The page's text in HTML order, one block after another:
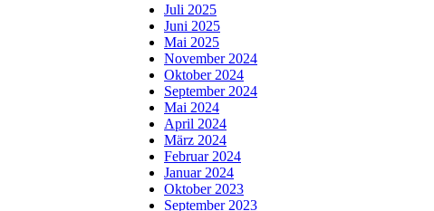
Juli 2025
Juni 2025
Mai 2025
November 2024
Oktober 2024
September 2024
Mai 2024
April 2024
März 2024
Februar 2024
Januar 2024
Oktober 2023
September 2023